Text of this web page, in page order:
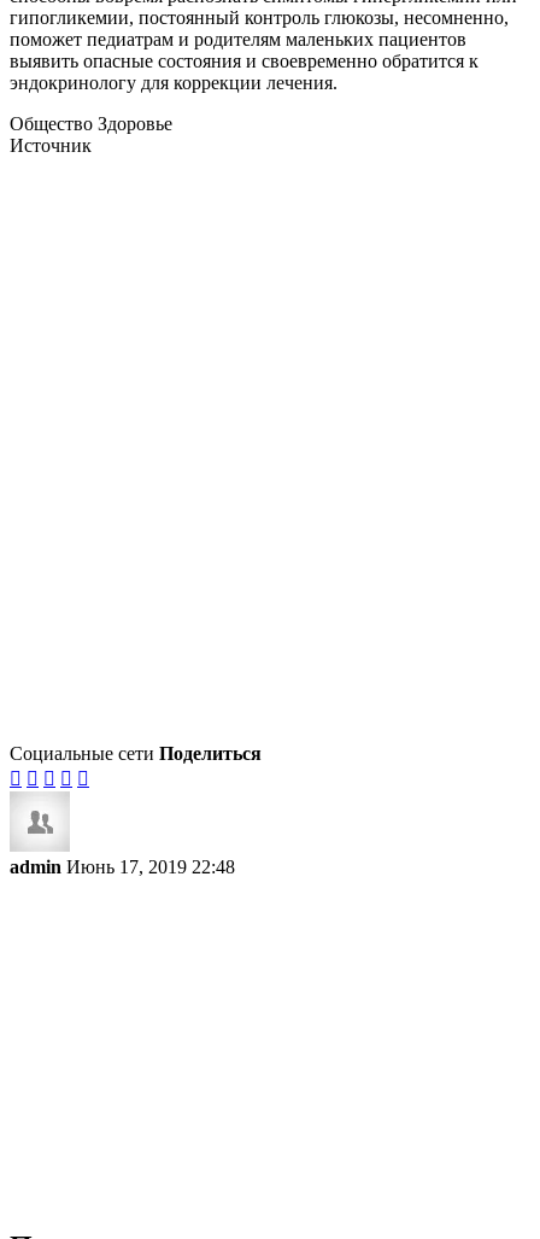
гипогликемии, постоянный контроль глюкозы, несомненно,
поможет педиатрам и родителям маленьких пациентов
выявить опасные состояния и своевременно обратится к
эндокринологу для коррекции лечения.
Общество Здоровье
Источник
Социальные сети Поделиться
    
admin Июнь 17, 2019 22:48